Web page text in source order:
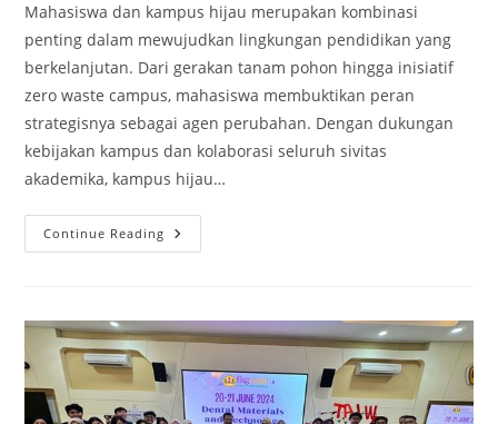
Mahasiswa dan kampus hijau merupakan kombinasi
penting dalam mewujudkan lingkungan pendidikan yang
berkelanjutan. Dari gerakan tanam pohon hingga inisiatif
zero waste campus, mahasiswa membuktikan peran
strategisnya sebagai agen perubahan. Dengan dukungan
kebijakan kampus dan kolaborasi seluruh sivitas
akademika, kampus hijau…
Continue Reading Mahasiswa
Dan
Tanam
Pohon
Hingga
Zero
Waste
Campus